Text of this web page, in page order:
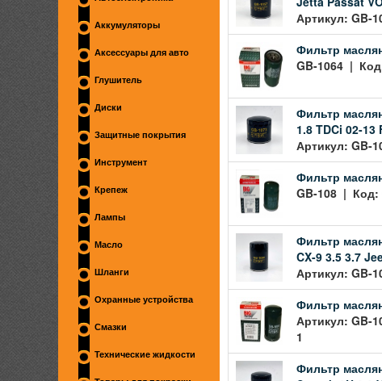
Аккумуляторы
Аксессуары для авто
Глушитель
Диски
Защитные покрытия
Инструмент
Крепеж
Лампы
Масло
Шланги
Охранные устройства
Смазки
Технические жидкости
Артикул: GB-
Фильтр
GB-1064 |
Фильтр
1.8 TDCi 02-13
Артикул: GB-
Фильтр
GB-108 | Код:
Фильтр
CX-9 3.5 3.7
Артикул: GB-
Фильтр
Артикул: GB-
1
Фильтр